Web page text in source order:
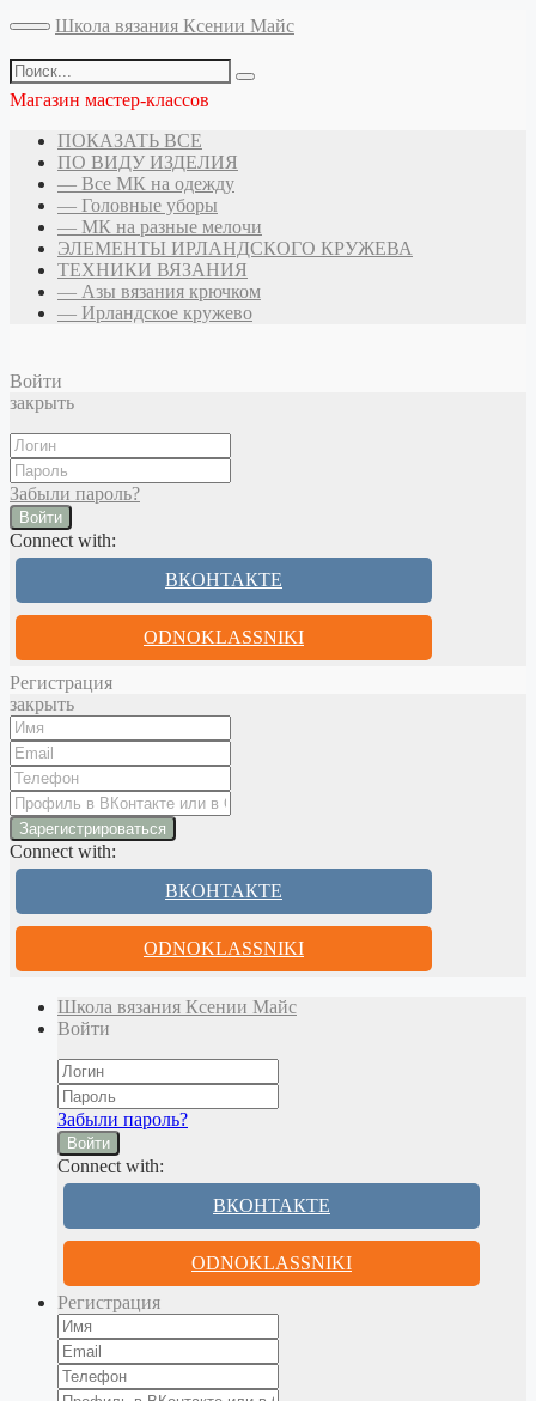
Школа вязания Ксении Майс
Магазин мастер-классов
ПОКАЗАТЬ ВСЕ
ПО ВИДУ ИЗДЕЛИЯ
— Все МК на одежду
— Головные уборы
— МК на разные мелочи
ЭЛЕМЕНТЫ ИРЛАНДСКОГО КРУЖЕВА
ТЕХНИКИ ВЯЗАНИЯ
— Азы вязания крючком
— Ирландское кружево
Войти
закрыть
Забыли пароль?
Войти
Connect with:
ВКОНТАКТЕ
ODNOKLASSNIKI
Регистрация
закрыть
Connect with:
ВКОНТАКТЕ
ODNOKLASSNIKI
Школа вязания Ксении Майс
Войти
Забыли пароль?
Войти
Connect with:
ВКОНТАКТЕ
ODNOKLASSNIKI
Регистрация